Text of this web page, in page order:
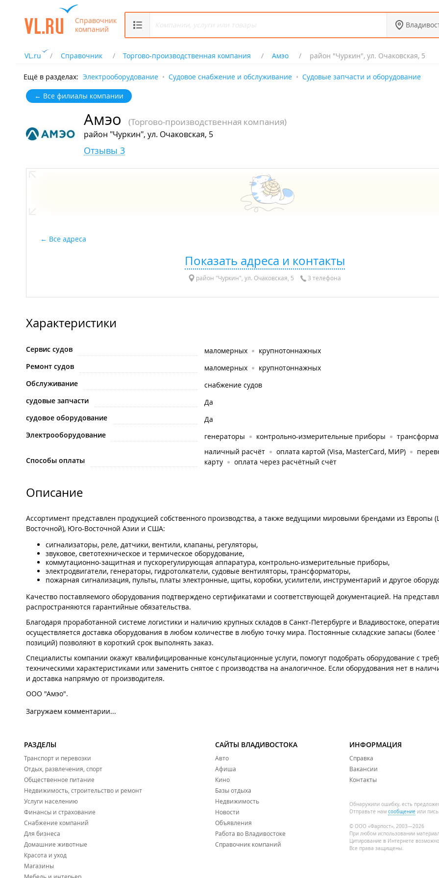
Справочник
компаний
VL.ru Справочник Торгово-производственная компания Амэо район "Чуркин", ул. Очаковская, 5
Ещё в разделах: Электрооборудование Судовое снабжение и обслуживание Судовые запчасти и оборудование
← Все филиалы компании
Амэо (Торгово-производственная компания)
район "Чуркин", ул. Очаковская, 5
Отзывы 3
Все адреса
Показать адреса и контакты
район "Чуркин", ул. Очаковская, 5 3 телефона
Характеристики
Сервис судов маломерных
крупнотоннажных
Ремонт судов
маломерных
крупнотоннажных
Обслуживание
снабжение судов
судовые запчасти
Да
судовое оборудование
Да
Электрооборудование
генераторы контрольно-измерительные приборы
Способы оплаты
наличный расчёт оплата картой (Visa, MasterCard, МИР)
карту
оплата через расчётный счёт
Описание
Ассортимент представлен продукцией собственного производства, а также ведущими мировыми брендами из Европы
Восточной), Юго-Восточной Азии и США:
сигнализаторы, реле, датчики, вентили, клапаны, регуляторы,
звуковое, светотехническое и термическое оборудование,
коммутационно-защитная и пускорегулирующая аппаратура, контрольно-измерительные приборы,
электродвигатели, генераторы, гидротолкатели, судовые вентиляторы, трансформаторы,
пожарная сигнализация, пульты, платы электронные, щиты, коробки, усилители, инструментарий и другое
Качество поставляемого оборудования подтверждено сертификатами и соответствующей документацией. На
распространяются гарантийные обязательства.
Благодаря проработанной системе логистики и наличию крупных складов в Санкт-Петербурге и Владивостоке,
осуществляется доставка оборудования в любом количестве в любую точку мира. Постоянные складские запасы (более
позиций) позволяют в короткий срок выполнять заказ.
Специалисты компании окажут квалифицированные консультационные услуги, помогут подобрать оборудование с
техническими характеристиками или заменить снятое с производства на аналогичное. Если оборудования нет в
и доставка напрямую от производителя.
ООО "Амэо".
Загружаем комментарии...
РАЗДЕЛЫ
Транспорт и перевозки
Отдых, развлечения, спорт
Общественное питание
Недвижимость, строительство и ремонт
Услуги населению
Финансы и страхование
Снабжение компаний
Для бизнеса
Домашние животные
Красота и уход
Магазины
САЙТЫ ВЛАДИВОСТОКА
Авто
Афиша
Кино
Базы отдыха
Недвижимость
Новости
Объявления
Работа во Владивостоке
Справочник компаний
ИНФОРМАЦИЯ
Справка
Вакансии
Контакты
Обнаружили ошибку, есть
Отправьте нам сообщение или
© ООО «Фарпост», 2003—2026
При любом использовании
Цитирование в Интернете
Все права защищены.